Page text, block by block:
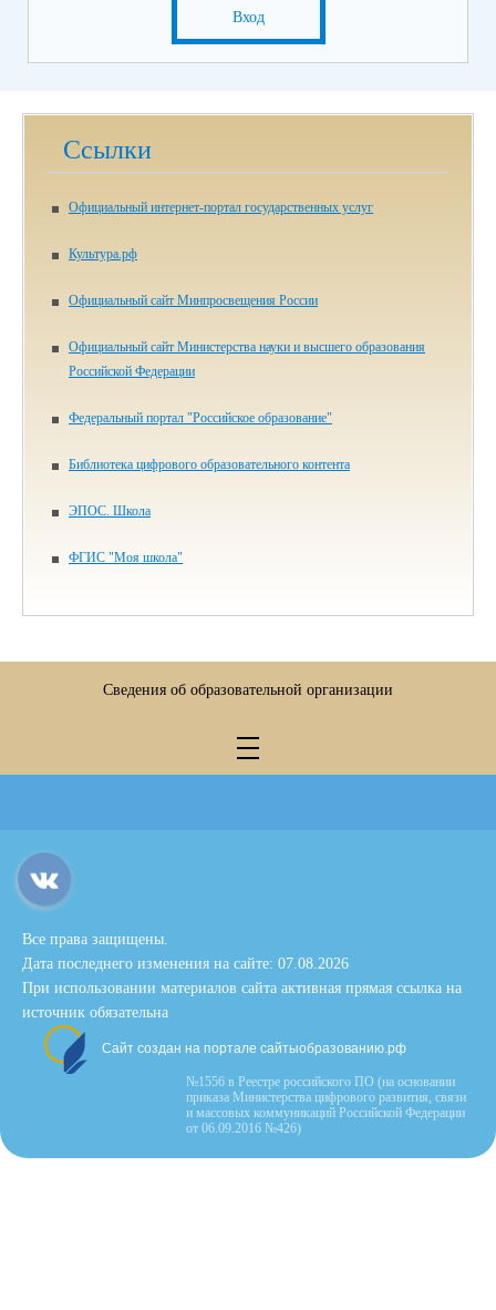
Вход
Ссылки
Официальный интернет-портал государственных услуг
Культура.рф
Официальный сайт Минпросвещения России
Официальный сайт Министерства науки и высшего образования
Российской Федерации
Федеральный портал "Российское образование"
Библиотека цифрового образова­тельного контента
ЭПОС. Школа
ФГИС "Моя школа"
Сведения об образовательной организации
Все права защищены.
Дата последнего изменения на сайте: 07.08.2026
При использовании материалов сайта активная прямая ссылка на
источник обязательна
Сайт создан на портале сайтыобразованию.рф
№1556 в Реестре российского ПО (на основании
приказа Министерства цифрового развития, связи
и массовых коммуникаций Российской Федерации
от 06.09.2016 №426)